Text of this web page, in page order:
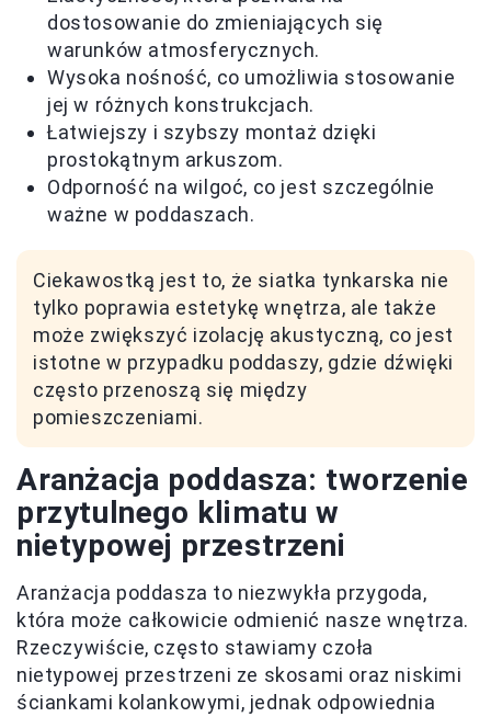
dostosowanie do zmieniających się
warunków atmosferycznych.
Wysoka nośność, co umożliwia stosowanie
jej w różnych konstrukcjach.
Łatwiejszy i szybszy montaż dzięki
prostokątnym arkuszom.
Odporność na wilgoć, co jest szczególnie
ważne w poddaszach.
Ciekawostką jest to, że siatka tynkarska nie
tylko poprawia estetykę wnętrza, ale także
może zwiększyć izolację akustyczną, co jest
istotne w przypadku poddaszy, gdzie dźwięki
często przenoszą się między
pomieszczeniami.
Aranżacja poddasza: tworzenie
przytulnego klimatu w
nietypowej przestrzeni
Aranżacja poddasza to niezwykła przygoda,
która może całkowicie odmienić nasze wnętrza.
Rzeczywiście, często stawiamy czoła
nietypowej przestrzeni ze skosami oraz niskimi
ściankami kolankowymi, jednak odpowiednia